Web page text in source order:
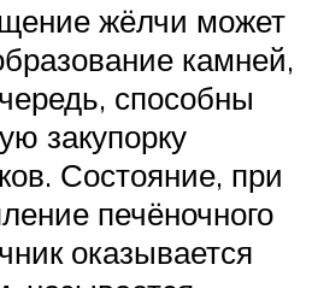
жёлчи может
камней,
способны
закупорку
Состояние, при
печёночного
оказывается